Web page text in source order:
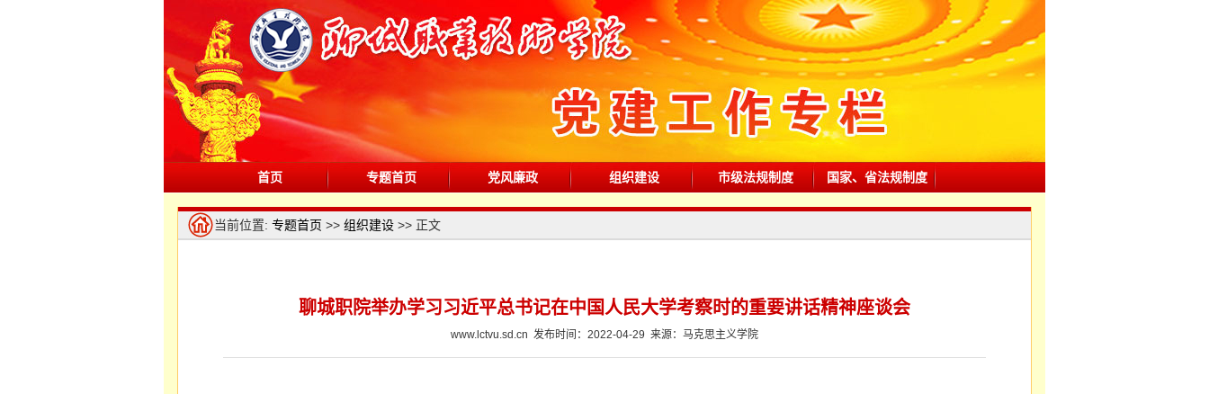
首页 专题首页 党风廉政 组织建设 市级法规制度 国家、省法规制度
当前位置: 专题首页 >> 组织建设 >> 正文
聊城职院举办学习习近平总书记在中国人民大学考察时的重要讲话精神座谈会
www.lctvu.sd.cn 发布时间：2022-04-29 来源：马克思主义学院